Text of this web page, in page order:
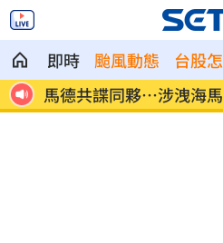
即時 颱風動態 台股
中
世紀民生*拼圖式併購